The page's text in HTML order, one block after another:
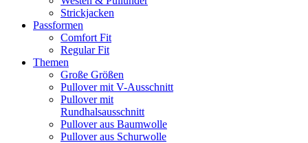
Strickjacken
Passformen
Comfort Fit
Regular Fit
Themen
Große Größen
Pullover mit V-Ausschnitt
Pullover mit
Rundhalsausschnitt
Pullover aus Baumwolle
Pullover aus Schurwolle